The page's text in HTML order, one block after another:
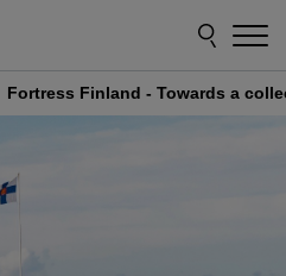
Fortress Finland - Towards a